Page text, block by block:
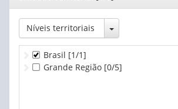
Níveis territoriais Toggle Dropdown
Brasil [1/1]
Grande Região [0/5]